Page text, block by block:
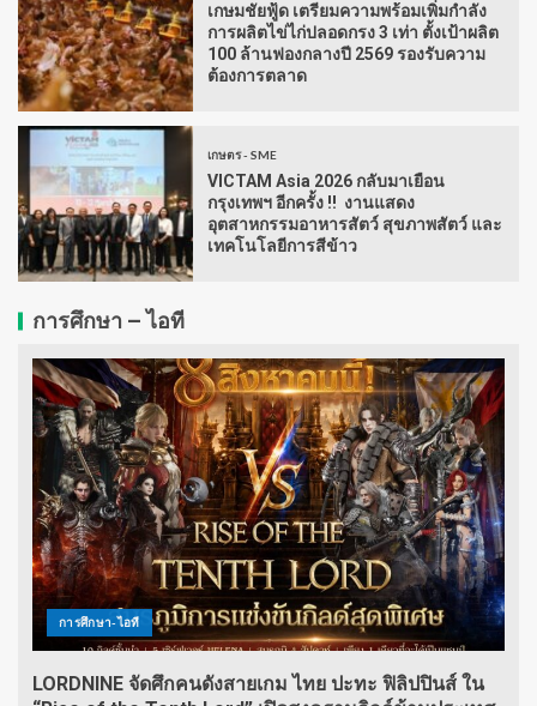
เกษมชัยฟู้ด เตรียมความพร้อมเพิ่มกำลัง
การผลิตไข่ไก่ปลอดกรง 3 เท่า ตั้งเป้าผลิต
100 ล้านฟองกลางปี 2569 รองรับความ
ต้องการตลาด
เกษตร - SME
VICTAM Asia 2026 กลับมาเยือน
กรุงเทพฯ อีกครั้ง !! งานแสดง
อุตสาหกรรมอาหารสัตว์ สุขภาพสัตว์ และ
เทคโนโลยีการสีข้าว
การศึกษา – ไอที
การศึกษา-ไอที
LORDNINE จัดศึกคนดังสายเกม ไทย ปะทะ ฟิลิปปินส์ ใน